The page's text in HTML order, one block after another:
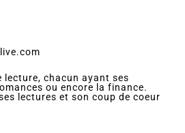
lecture, chacun ayant ses
ou encore la finance.
lectures et son coup de coeur